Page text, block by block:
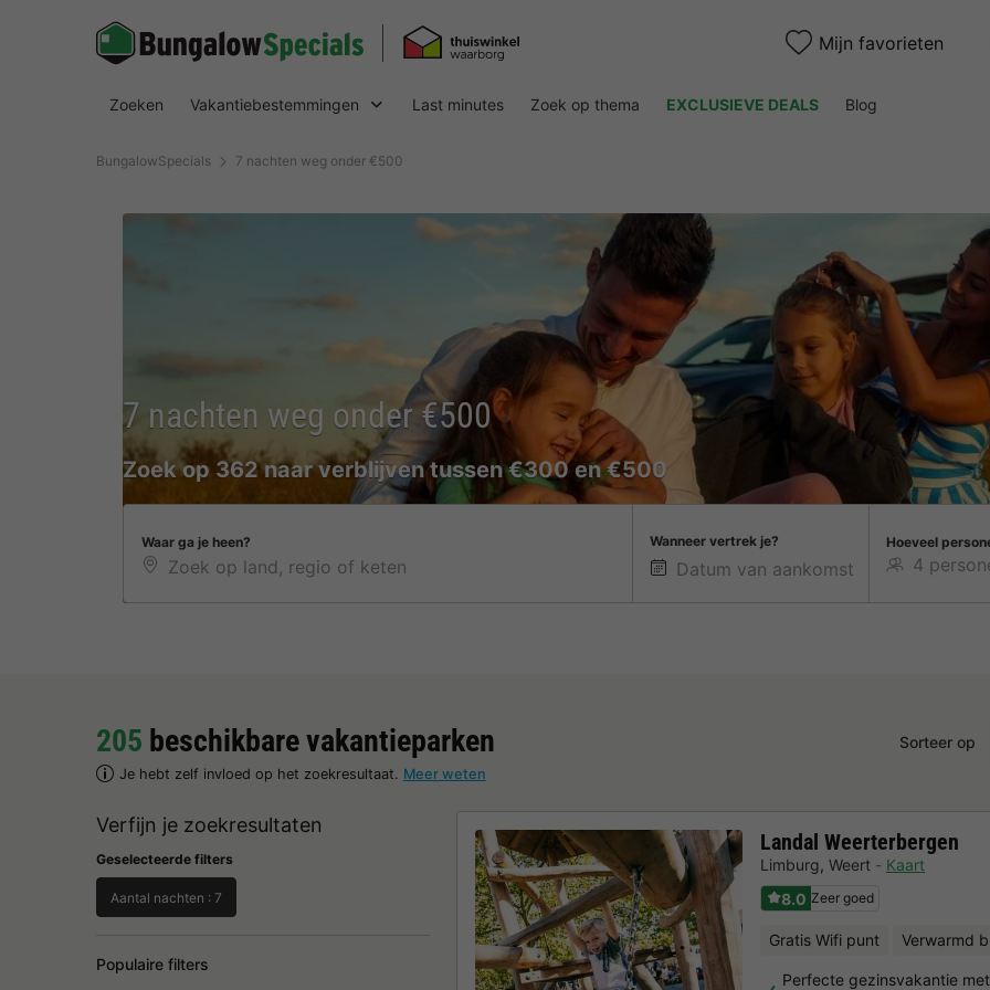
Mijn favorieten
Zoeken Vakantiebestemmingen Last minutes Zoek op thema EXCLUSIEVE DEALS Blog
BungalowSpecials 7 nachten weg onder €500
7 nachten weg onder €500
Zoek op 362 naar verblijven tussen €300 en €500
Waar ga je heen? Wanneer vertrek je? Hoeveel
205 beschikbare vakantieparken
Je hebt zelf invloed op het zoekresultaat. Meer weten
Sorteer op
Verfijn je zoekresultaten
Geselecteerde filters
Aantal nachten : 7
Populaire filters
Landal Weerterbergen
Limburg, Weert
Kaart
8.0 Zeer goed
Gratis Wifi punt Verwarmd
Perfecte gezinsvakantie